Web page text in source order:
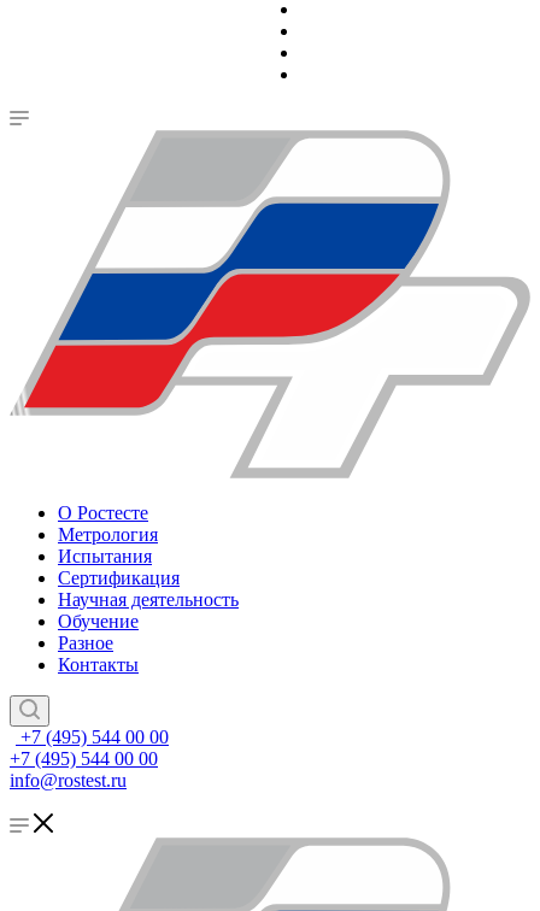
О Ростесте
Метрология
Испытания
Сертификация
Научная деятельность
Обучение
Разное
Контакты
+7 (495) 544 00 00
+7 (495) 544 00 00
info@rostest.ru